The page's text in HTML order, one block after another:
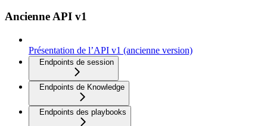
Ancienne API v1
Présentation de l’API v1 (ancienne version)
Endpoints de session
Endpoints de Knowledge
Endpoints des playbooks